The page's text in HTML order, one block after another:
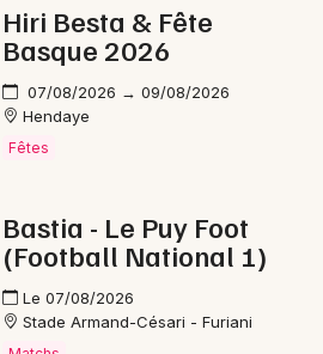
Hiri Besta & Fête
Basque 2026
07/08/2026 → 09/08/2026
Hendaye
Fêtes
Bastia - Le Puy Foot
(Football National 1)
Le 07/08/2026
Stade Armand-Césari - Furiani